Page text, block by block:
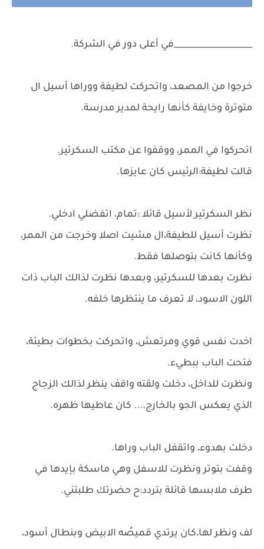
___________________في أعلى دور في الشركة.
خرجوا من المصعد، واتحركت لطيفة ووراها أسيل ال
متوترة وخايفة كأنها رايحة لمدير مدرسة.
اتحركوا في الممر، ووقفوا عن مكتب السكرتير.
قالت لطيفة:الرئيس كان عايزها.
نظر السكرتير لأسيل قائلا :تمام، اتفضلي ادخلي.
نظرت أسيل للطيفة،ال مشيت اصلا وخرجت من الممر،
وكأنها كانت بتوصلها فقط.
نظرت بعدها للسكرتير، وبعدها نظرت لذالك الباب ذات
اللون الاسود، لا تعرف ما ينتظرها خلفه.
اخدت نفس قوي ومرتعش، واتحركت بخطوات بطيئة،
فتحت الباب ببطيء.
ونظرت للداخل، دخلت ولقته واقف ينظر لذالك الزجاج
الذي يعكس الجو بالخارج.... كان عاطيها ظهره.
دخلت بهدوء، واتقفل الباب وراها.
وقفت بتوتر ونظرت للاسفل وهي ماسكة بإيدها في
طرف ملابسها قائلة بتردد:ح حضرتك طلبتني.
لف ونظر لها،كان يرتدي قميصُه الابيض وبنطال أسود،